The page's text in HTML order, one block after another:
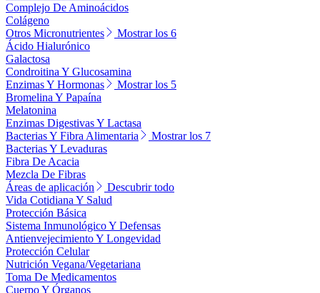
Complejo De Aminoácidos
Colágeno
Otros Micronutrientes
Mostrar los 6
Ácido Hialurónico
Galactosa
Condroitina Y Glucosamina
Enzimas Y Hormonas
Mostrar los 5
Bromelina Y Papaína
Melatonina
Enzimas Digestivas Y Lactasa
Bacterias Y Fibra Alimentaria
Mostrar los 7
Bacterias Y Levaduras
Fibra De Acacia
Mezcla De Fibras
Áreas de aplicación
Descubrir todo
Vida Cotidiana Y Salud
Protección Básica
Sistema Inmunológico Y Defensas
Antienvejecimiento Y Longevidad
Protección Celular
Nutrición Vegana/Vegetariana
Toma De Medicamentos
Cuerpo Y Órganos